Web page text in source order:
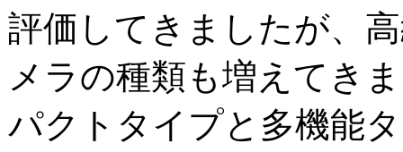
評価してきましたが、
メラの種類も増えてき
パクトタイプと多機能